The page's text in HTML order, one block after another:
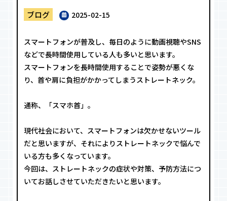
ブログ 2025-02-15
スマートフォンが普及し、毎日のように動画視聴やSNS
などで長時間使用している人も多いと思います。
スマートフォンを長時間使用することで姿勢が悪くな
り、首や肩に負担がかかってしまうストレートネック。
通称、「スマホ首」。
現代社会において、スマートフォンは欠かせないツール
だと思いますが、それによりストレートネックで悩んで
いる方も多くなっています。
今回は、ストレートネックの症状や対策、予防方法につ
いてお話しさせていただきたいと思います。